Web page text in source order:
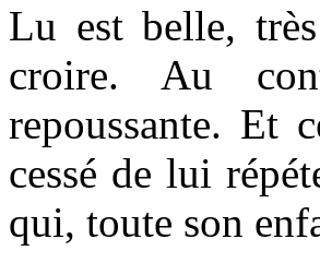
Lu est belle,
croire. Au
repoussante. Et
cessé de lui
qui, toute son